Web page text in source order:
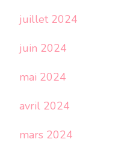
juillet 2024
juin 2024
mai 2024
avril 2024
mars 2024